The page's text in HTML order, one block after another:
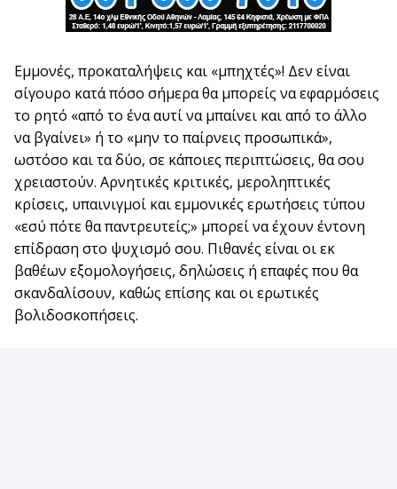
Εμμονές, προκαταλήψεις και «μπηχτές»! Δεν είναι
σίγουρο κατά πόσο σήμερα θα μπορείς να εφαρμόσεις
το ρητό «από το ένα αυτί να μπαίνει και από το άλλο
να βγαίνει» ή το «μην το παίρνεις προσωπικά»,
ωστόσο και τα δύο, σε κάποιες περιπτώσεις, θα σου
χρειαστούν. Αρνητικές κριτικές, μεροληπτικές
κρίσεις, υπαινιγμοί και εμμονικές ερωτήσεις τύπου
«εσύ πότε θα παντρευτείς;» μπορεί να έχουν έντονη
επίδραση στο ψυχισμό σου. Πιθανές είναι οι εκ
βαθέων εξομολογήσεις, δηλώσεις ή επαφές που θα
σκανδαλίσουν, καθώς επίσης και οι ερωτικές
βολιδοσκοπήσεις.